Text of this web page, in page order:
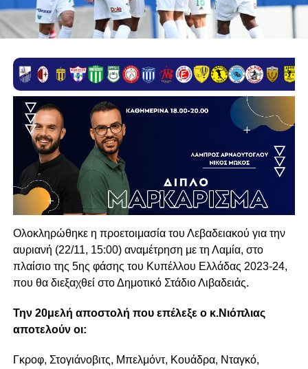
Ολοκληρώθηκε η προετοιμασία του Λεβαδειακού για την
αυριανή (22/11, 15:00) αναμέτρηση με τη Λαμία, στο
πλαίσιο της 5ης φάσης του Κυπέλλου Ελλάδας 2023-24,
που θα διεξαχθεί στο Δημοτικό Στάδιο Λιβαδειάς.
Την 20μελή αποστολή που επέλεξε ο κ.Νιόπλιας
αποτελούν οι:
Γκροφ, Στογιάνοβιτς, Μπελμόντ, Κουάδρα, Νταγκό,